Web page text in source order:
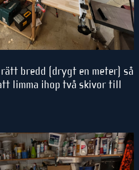
bredd (drygt en meter) så
limma ihop två skivor till